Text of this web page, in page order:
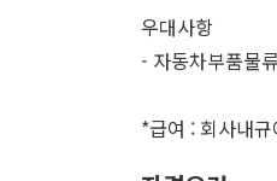
우대사항
- 자동차부품물
*급여 : 회사내